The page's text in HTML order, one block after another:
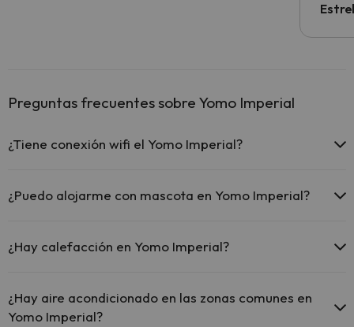
Preguntas frecuentes sobre Yomo Imperial
¿Tiene conexión wifi el Yomo Imperial?
El Yomo Imperial dispone de Wi-Fi.
¿Puedo alojarme con mascota en Yomo Imperial?
directo en hotel). Consulta las condiciones.
¿Hay calefacción en Yomo Imperial?
¿Hay aire acondicionado en las zonas comunes en
Yomo Imperial?